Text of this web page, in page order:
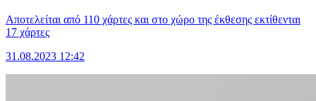
Αποτελείται από 110 χάρτες και στο χώρο της έκθεσης εκτίθενται
17 χάρτες
31.08.2023 12:42